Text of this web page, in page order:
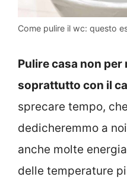
Come pulire il wc: questo
Pulire casa non per
soprattutto con il
sprecare tempo,
dedicheremmo a
anche molte
delle temperature